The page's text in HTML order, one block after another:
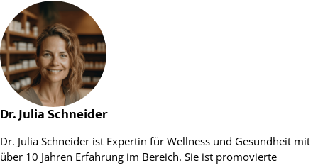
Dr. Julia Schneider
Dr. Julia Schneider ist Expertin für Wellness und Gesundheit mit
über 10 Jahren Erfahrung im Bereich. Sie ist promovierte